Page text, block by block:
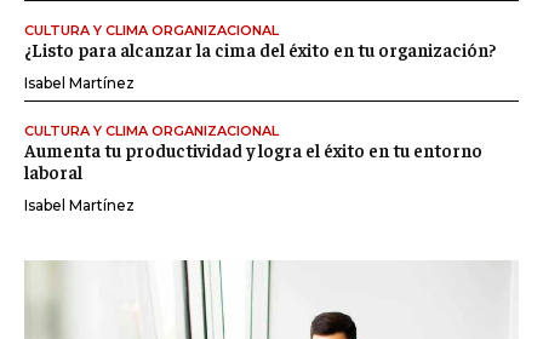
CULTURA Y CLIMA ORGANIZACIONAL
¿Listo para alcanzar la cima del éxito en tu organización?
Isabel Martínez
CULTURA Y CLIMA ORGANIZACIONAL
Aumenta tu productividad y logra el éxito en tu entorno
laboral
Isabel Martínez